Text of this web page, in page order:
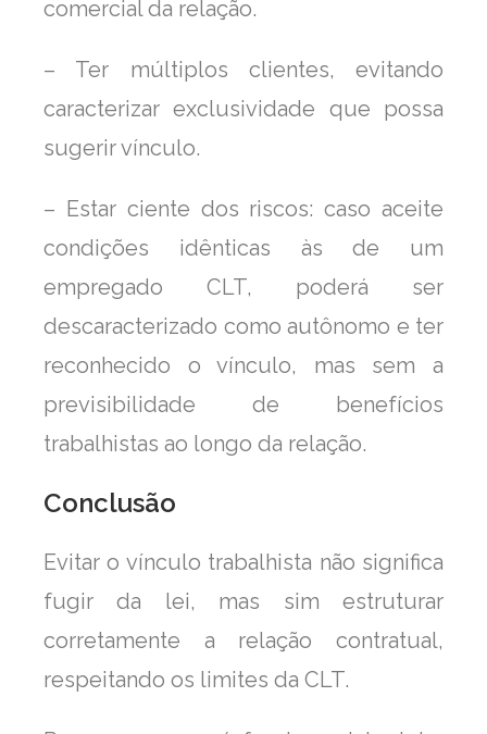
comercial da relação.
– Ter múltiplos clientes, evitando
caracterizar exclusividade que possa
sugerir vínculo.
– Estar ciente dos riscos: caso aceite
condições idênticas às de um
empregado CLT, poderá ser
descaracterizado como autônomo e ter
reconhecido o vínculo, mas sem a
previsibilidade de benefícios
trabalhistas ao longo da relação.
Conclusão
Evitar o vínculo trabalhista não significa
fugir da lei, mas sim estruturar
corretamente a relação contratual,
respeitando os limites da CLT.